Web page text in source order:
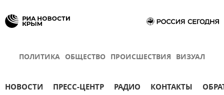
ПОЛИТИКА ОБЩЕСТВО ПРОИСШЕСТВИЯ ВИЗУАЛ
НОВОСТИ ПРЕСС-ЦЕНТР РАДИО КОНТАКТЫ